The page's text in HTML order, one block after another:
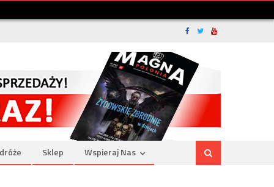
Sklep Wspieraj Nas